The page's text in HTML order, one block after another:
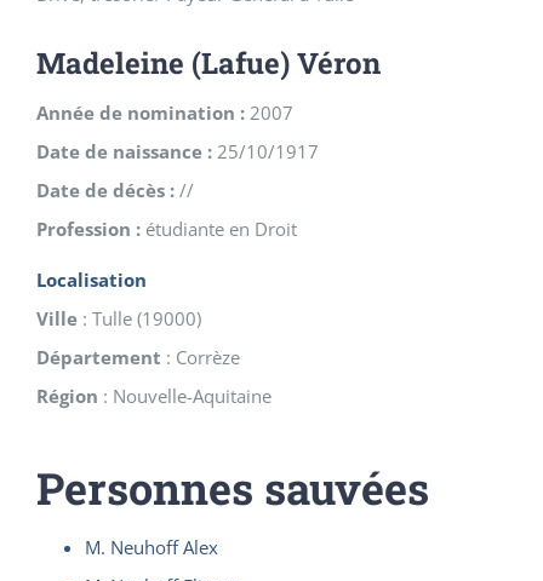
Madeleine (Lafue) Véron
Année de nomination : 2007
Date de naissance : 25/10/1917
Date de décès : //
Profession : étudiante en Droit
Localisation
Ville : Tulle (19000)
Département : Corrèze
Région : Nouvelle-Aquitaine
Personnes sauvées
M. Neuhoff Alex